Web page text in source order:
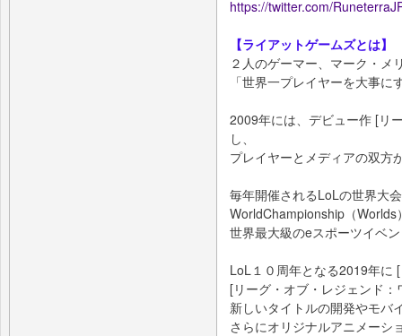
https://twitter.com/
【ライアットゲームズとは】
２人のゲーマー、マーク・メ
「世界一プレイヤーを大事
2009年には、デビュー作 [リ
し、
プレイヤーとメディアの双方
毎年開催されるLoLの世界大
WorldChampionship（Worlds
世界最大級のeスポーツイベ
LoL１０周年となる2019年に
[リーグ・オブ・レジェンド
新しいタイトルの開発やモバ
さらにオリジナルアニメーシ